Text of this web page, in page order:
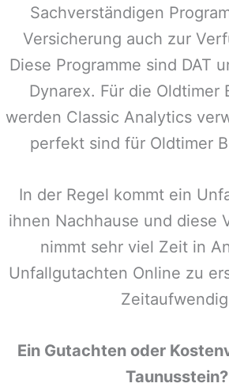
Sachverständigen
Versicherung auch zur
Diese Programme sind DAT
Dynarex. Für die Oldtimer
werden Classic Analytics
perfekt sind für Oldtimer
In der Regel kommt ein
ihnen Nachhause und diese
nimmt sehr viel Zeit in
Unfallgutachten Online zu
Ein Gutachten oder
Taunusstein?